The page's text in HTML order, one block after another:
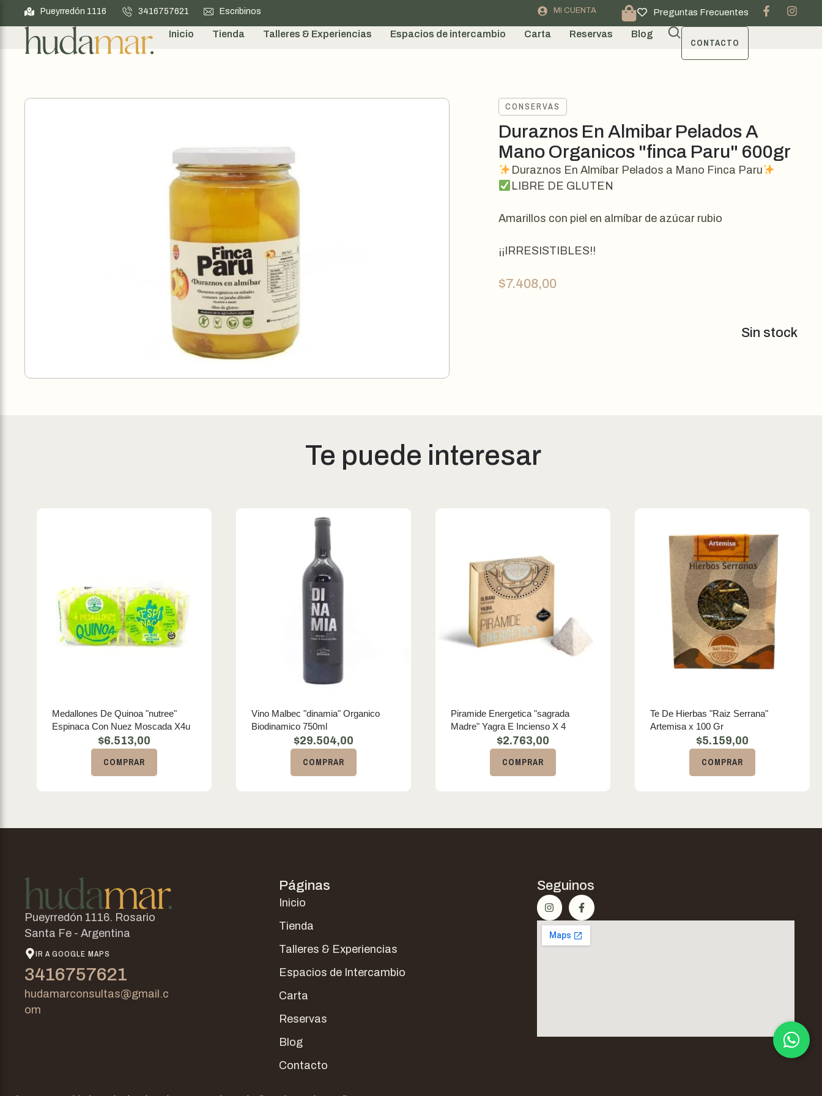
Pueyrredón 1116 3416757621 Escribinos MI CUENTA Preguntas Frecuentes
Inicio Tienda Talleres & Experiencias Espacios de intercambio Carta Reservas Blog
CONTACTO
CONSERVAS
Duraznos En Almibar Pelados A
Mano Organicos "finca Paru" 600gr
Duraznos En Almíbar Pelados a Mano Finca Paru
LIBRE DE GLUTEN
Amarillos con piel en almíbar de azúcar rubio
¡¡IRRESISTIBLES!!
$7.408,00
Sin stock
Te puede interesar
Medallones De Quinoa "nutree"
Espinaca Con Nuez Moscada X4u
$6.513,00
COMPRAR
Vino Malbec "dinamia" Organico
Biodinamico 750ml
$29.504,00
COMPRAR
Piramide Energetica "sagrada
Madre" Yagra E Incienso X 4
$2.763,00
COMPRAR
Te De Hierbas "Raiz Serrana"
Artemisa x 100 Gr
$5.159,00
COMPRAR
Pueyrredón 1116. Rosario
Santa Fe - Argentina
IR A GOOGLE MAPS
3416757621
hudamarconsultas@gmail.c
om
Páginas
Inicio
Tienda
Talleres & Experiencias
Espacios de Intercambio
Carta
Reservas
Blog
Contacto
Seguinos